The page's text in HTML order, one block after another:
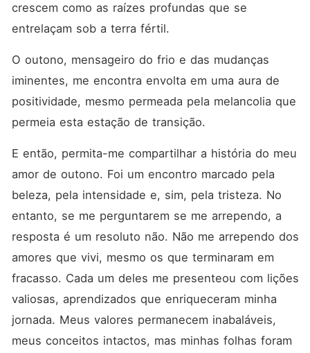
crescem como as raízes profundas que se
entrelaçam sob a terra fértil.
O outono, mensageiro do frio e das mudanças
iminentes, me encontra envolta em uma aura de
positividade, mesmo permeada pela melancolia que
permeia esta estação de transição.
E então, permita-me compartilhar a história do meu
amor de outono. Foi um encontro marcado pela
beleza, pela intensidade e, sim, pela tristeza. No
entanto, se me perguntarem se me arrependo, a
resposta é um resoluto não. Não me arrependo dos
amores que vivi, mesmo os que terminaram em
fracasso. Cada um deles me presenteou com lições
valiosas, aprendizados que enriqueceram minha
jornada. Meus valores permanecem inabaláveis,
meus conceitos intactos, mas minhas folhas foram